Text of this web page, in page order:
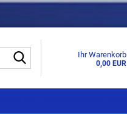
Ihr Warenkorb
0,00 EUR